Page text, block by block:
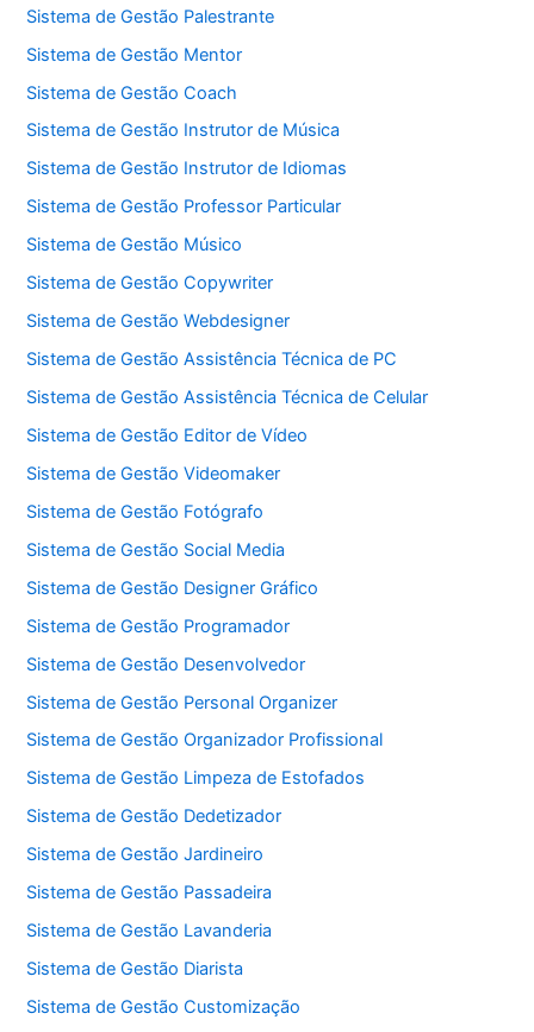
Sistema de Gestão Palestrante
Sistema de Gestão Mentor
Sistema de Gestão Coach
Sistema de Gestão Instrutor de Música
Sistema de Gestão Instrutor de Idiomas
Sistema de Gestão Professor Particular
Sistema de Gestão Músico
Sistema de Gestão Copywriter
Sistema de Gestão Webdesigner
Sistema de Gestão Assistência Técnica de PC
Sistema de Gestão Assistência Técnica de Celular
Sistema de Gestão Editor de Vídeo
Sistema de Gestão Videomaker
Sistema de Gestão Fotógrafo
Sistema de Gestão Social Media
Sistema de Gestão Designer Gráfico
Sistema de Gestão Programador
Sistema de Gestão Desenvolvedor
Sistema de Gestão Personal Organizer
Sistema de Gestão Organizador Profissional
Sistema de Gestão Limpeza de Estofados
Sistema de Gestão Dedetizador
Sistema de Gestão Jardineiro
Sistema de Gestão Passadeira
Sistema de Gestão Lavanderia
Sistema de Gestão Diarista
Sistema de Gestão Customização